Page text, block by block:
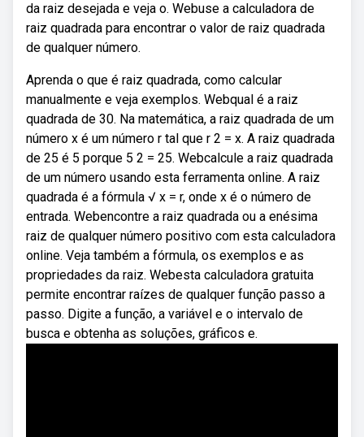
da raiz desejada e veja o. Webuse a calculadora de
raiz quadrada para encontrar o valor de raiz quadrada
de qualquer número.
Aprenda o que é raiz quadrada, como calcular
manualmente e veja exemplos. Webqual é a raiz
quadrada de 30. Na matemática, a raiz quadrada de um
número x é um número r tal que r 2 = x. A raiz quadrada
de 25 é 5 porque 5 2 = 25. Webcalcule a raiz quadrada
de um número usando esta ferramenta online. A raiz
quadrada é a fórmula √ x = r, onde x é o número de
entrada. Webencontre a raiz quadrada ou a enésima
raiz de qualquer número positivo com esta calculadora
online. Veja também a fórmula, os exemplos e as
propriedades da raiz. Webesta calculadora gratuita
permite encontrar raízes de qualquer função passo a
passo. Digite a função, a variável e o intervalo de
busca e obtenha as soluções, gráficos e.